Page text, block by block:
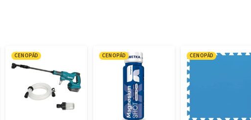
CENOPÁD CENOPÁD CENOPÁD